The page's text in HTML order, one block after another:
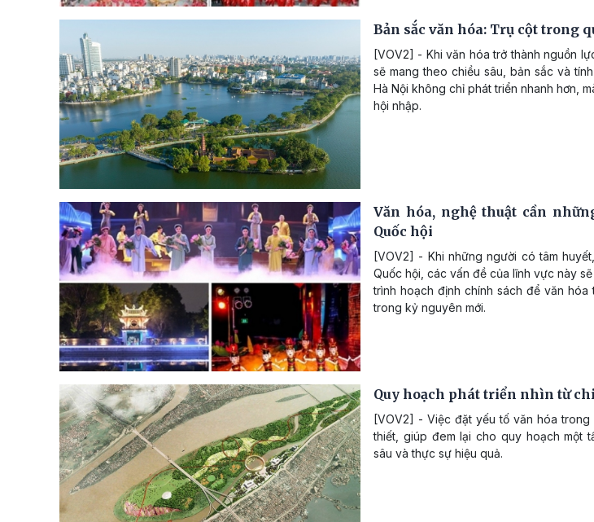
Bản sắc văn hóa: Trụ cột trong
[VOV2] - Khi văn hóa trở thành nguồn
sẽ mang theo chiều sâu, bản sắc và
Hà Nội không chỉ phát triển nhanh hơn,
hội nhập.
Văn hóa, nghệ thuật cần
Quốc hội
[VOV2] - Khi những người có tâm
Quốc hội, các vấn đề của lĩnh vực này
trình hoạch định chính sách để văn
trong kỷ nguyên mới.
Quy hoạch phát triển nhìn từ
[VOV2] - Việc đặt yếu tố văn hóa
thiết, giúp đem lại cho quy hoạch một
sâu và thực sự hiệu quả.